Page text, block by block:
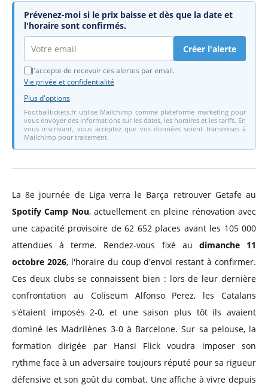
Prévenez-moi si le prix baisse et dès que la date et
l'horaire sont confirmés.
Créer l'alerte
J'accepte de recevoir ces alertes par email.
Vie privée et confidentialité
Plus d'options
Footballtickets.fr utilise Mailchimp comme plateforme marketing pour
vous envoyer des informations sur les dates, les horaires et les tarifs. En
vous inscrivant, vous acceptez que vos données soient transmises à
Mailchimp pour traitement.
La 8e journée de Liga verra le Barça retrouver Getafe au
Spotify Camp Nou, actuellement en pleine rénovation avec
une capacité provisoire de 62 652 places avant les 105 000
attendues à terme. Rendez-vous fixé au dimanche 11
octobre 2026, l'horaire du coup d'envoi restant à confirmer.
Ces deux clubs se connaissent bien : lors de leur dernière
confrontation au Coliseum Alfonso Perez, les Catalans
s'étaient imposés 2-0, et une saison plus tôt ils avaient
dominé les Madrilènes 3-0 à Barcelone. Sur sa pelouse, la
formation dirigée par Hansi Flick voudra imposer son
rythme face à un adversaire toujours réputé pour sa rigueur
défensive et son goût du combat. Une affiche à vivre depuis